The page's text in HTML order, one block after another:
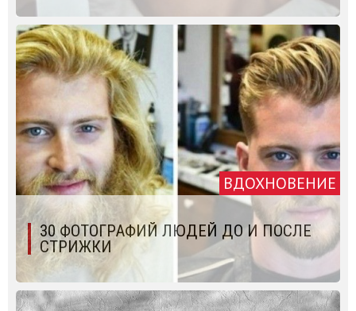
ВДОХНОВЕНИЕ
30 ФОТОГРАФИЙ ЛЮДЕЙ ДО И ПОСЛЕ
СТРИЖКИ